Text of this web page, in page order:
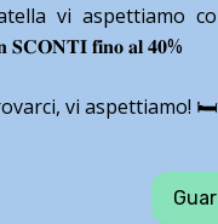
vi aspettiamo
𝐒𝐂𝐎𝐍𝐓𝐈 𝐟𝐢𝐧𝐨 𝐚𝐥 𝟒𝟎%
vi aspettiamo!